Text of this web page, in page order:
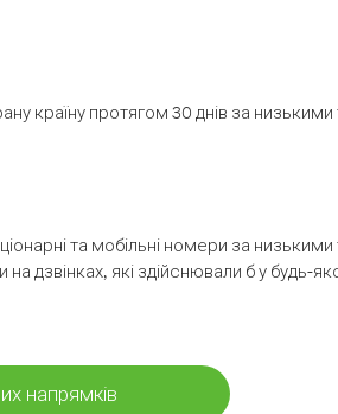
країну протягом 30 днів за
та мобільні номери за
дзвінках, які здійснювали б у будь-
напрямків